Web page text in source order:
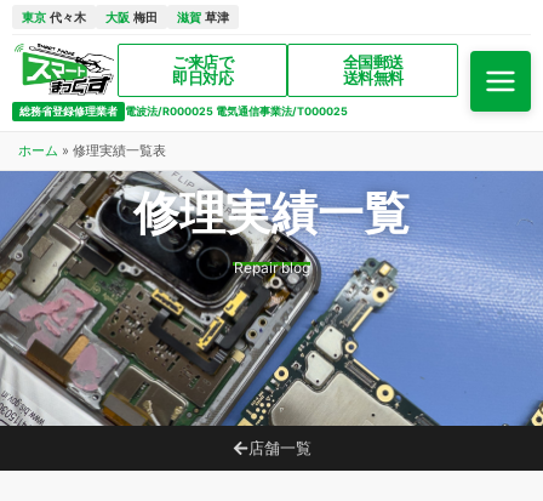
東京 代々木 大阪 梅田 滋賀 草津
ご来店で
即日対応
全国郵送
送料無料
総務省登録修理業者 電波法/R000025 電気通信事業法/T000025
ホーム » 修理実績一覧表
修理実績一覧
Repair blog
店舗一覧